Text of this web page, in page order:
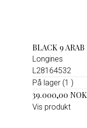
BLACK 9 ARAB
Longines
L28164532
På lager (1 )
39.000,00 NOK
Vis produkt